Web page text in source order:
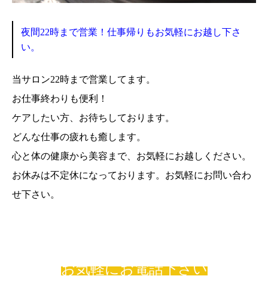
夜間22時まで営業！仕事帰りもお気軽にお越し下さ
い。
当サロン22時まで営業してます。
お仕事終わりも便利！
ケアしたい方、お待ちしております。
どんな仕事の疲れも癒します。
心と体の健康から美容まで、お気軽にお越しください。
お休みは不定休になっております。お気軽にお問い合わ
せ下さい。
お気軽にお電話下さい